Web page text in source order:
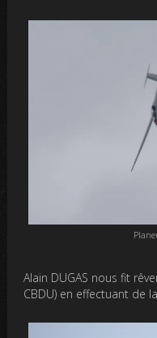
Alain DUGAS nous fit
CBDU) en effectuant de